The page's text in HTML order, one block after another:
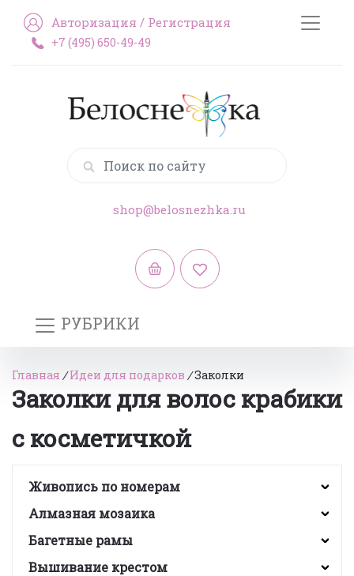
Авторизация / Регистрация
+7 (495) 650-49-49
shop@belosnezhka.ru
РУБРИКИ
Главная /Идеи для подарков /Заколки
Заколки для волос крабики
с косметичкой
Живопись по номерам
Алмазная мозаика
Багетные рамы
Вышивание крестом